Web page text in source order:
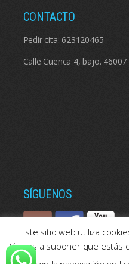
CONTACTO
Pedir cita: 623120465
Calle Cuenca 4, bajo. 46007
SÍGUENOS
Este sitio web utiliza
Vamos a suponer que estás